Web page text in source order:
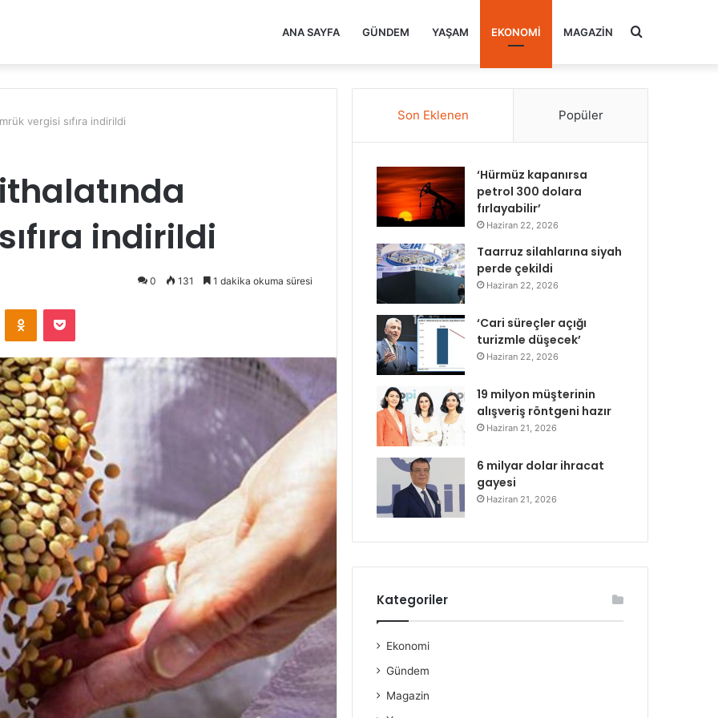
ANA SAYFA GÜNDEM YAŞAM EKONOMI MAGAZIN Arama
vergisi sıfıra indirildi
indirildi
0 131 1 dakika okuma süresi
Odnoklassniki
Pocket
Son Eklenen Popüler
‘Hürmüz kapanırsa
petrol 300 dolara
fırlayabilir’
Haziran 22, 2026
Taarruz silahlarına siyah
perde çekildi
Haziran 22, 2026
‘Cari süreçler açığı
turizmle düşecek’
Haziran 22, 2026
19 milyon müşterinin
alışveriş röntgeni hazır
Haziran 21, 2026
6 milyar dolar ihracat
gayesi
Haziran 21, 2026
Kategoriler
Ekonomi
Gündem
Magazin